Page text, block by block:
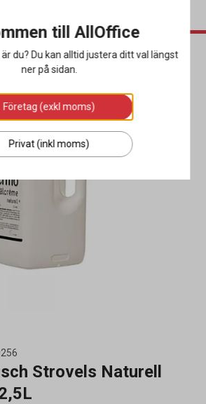
Strovels Naturell
till AllOffice
du? Du kan alltid justera ditt val längst
ner på sidan.
Företag (exkl moms)
Privat (inkl moms)